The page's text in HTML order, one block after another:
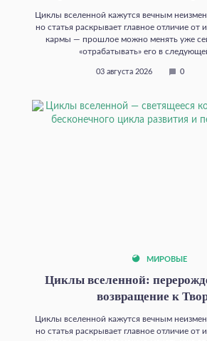
Циклы вселенной кажутся вечным
но статья раскрывает главное отличие от
кармы — прошлое можно менять уже
«отрабатывать» его в
03 августа 2026 0
МИРОВЫЕ
Циклы вселенной:
возвращение к
Циклы вселенной кажутся вечным
но статья раскрывает главное отличие от